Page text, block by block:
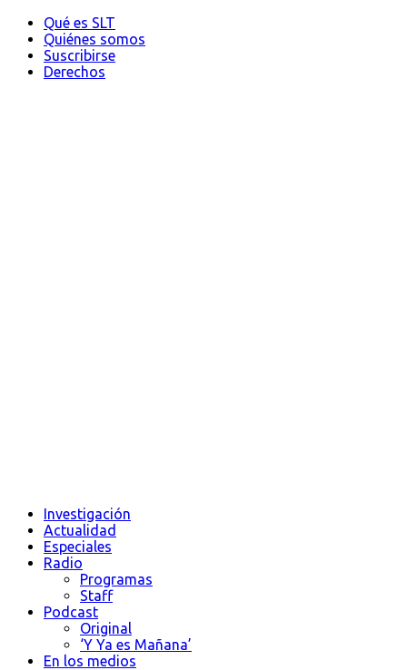
Qué es SLT
Quiénes somos
Suscribirse
Derechos
Investigación
Actualidad
Especiales
Radio
Programas
Staff
Podcast
Original
‘Y Ya es Mañana’
En los medios